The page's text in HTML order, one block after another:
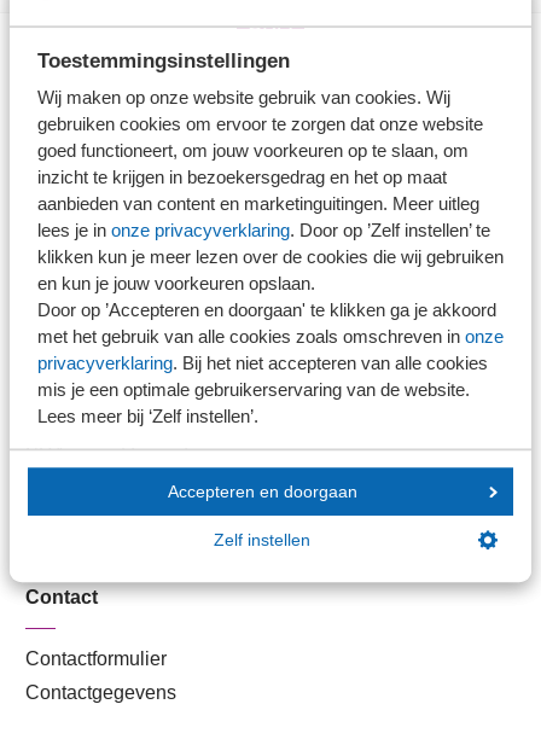
Toestemmingsinstellingen
Wij maken op onze website gebruik van cookies. Wij
gebruiken cookies om ervoor te zorgen dat onze website
goed functioneert, om jouw voorkeuren op te slaan, om
inzicht te krijgen in bezoekersgedrag en het op maat
aanbieden van content en marketinguitingen. Meer uitleg
lees je in onze privacyverklaring. Door op ’Zelf instellen’ te
klikken kun je meer lezen over de cookies die wij gebruiken
en kun je jouw voorkeuren opslaan.
Door op ’Accepteren en doorgaan' te klikken ga je akkoord
met het gebruik van alle cookies zoals omschreven in onze
privacyverklaring. Bij het niet accepteren van alle cookies
mis je een optimale gebruikerservaring van de website.
Lees meer bij ‘Zelf instellen’.
Accepteren en doorgaan
Zelf instellen
Stel je vaktechnische vraag
Branche in Zicht
Dossiers
Kantoorvinder
Nieuwsbank
Handige links
Veilig bestanden delen
SRA-gecertificeerd
Lid worden
Contact
Contactformulier
Contactgegevens